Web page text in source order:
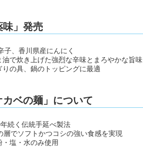
味」発売
子、香川県産にんにく
で炊き上げた強烈な辛味とまろやかな旨味
の具、鍋のトッピングに最適
ベの麺」について
続く伝統手延べ製法
層でソフトかつコシの強い食感を実現
塩・水のみ使用